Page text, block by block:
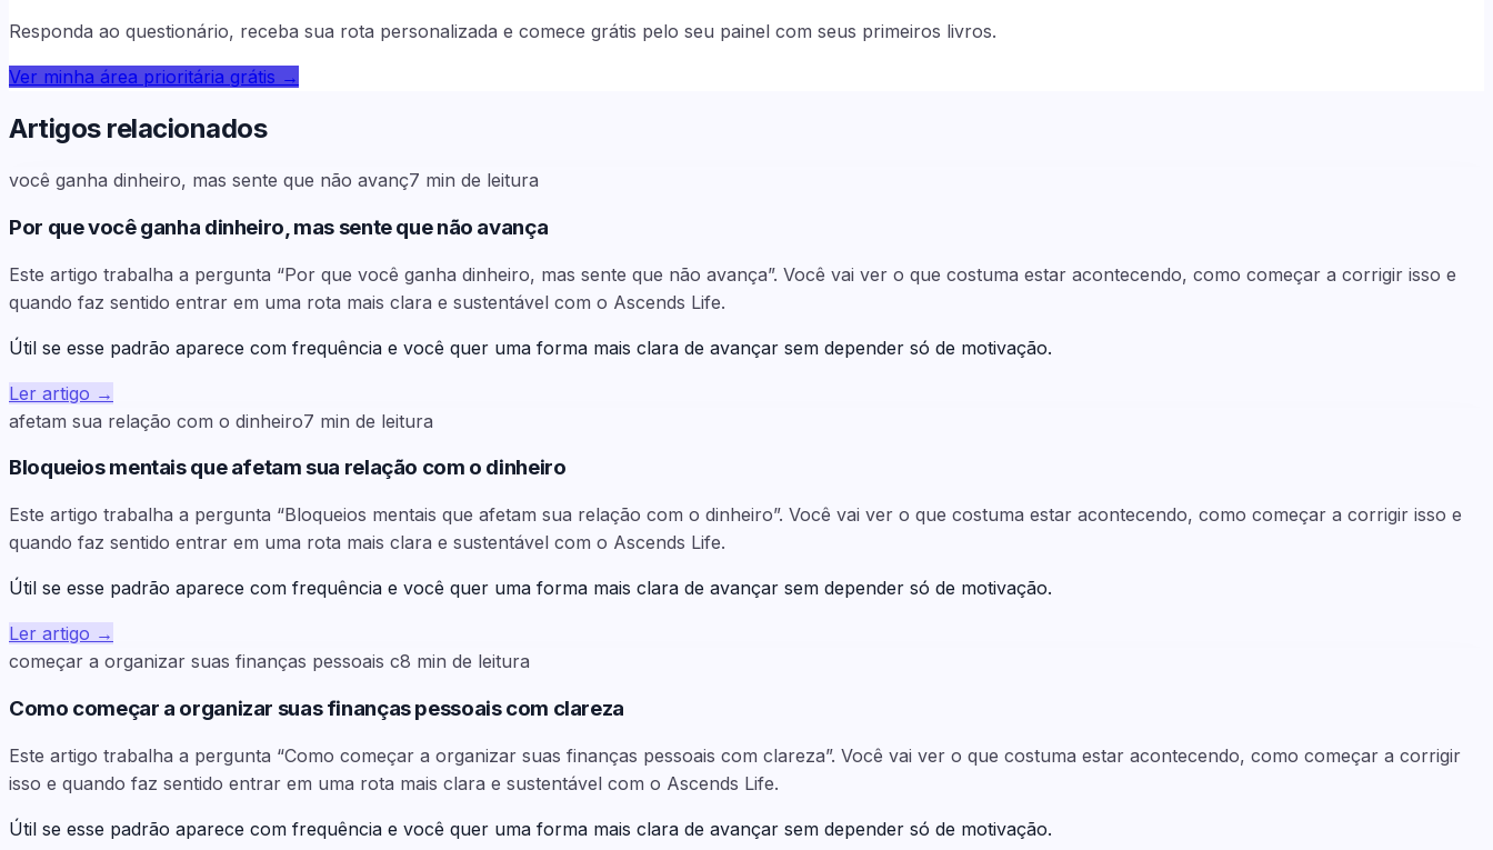
Responda ao questionário, receba sua rota personalizada e comece grátis pelo seu painel com seus primeiros livros.
Ver minha área prioritária grátis →
Artigos relacionados
você ganha dinheiro, mas sente que não avanç7 min de leitura
Por que você ganha dinheiro, mas sente que não avança
Este artigo trabalha a pergunta “Por que você ganha dinheiro, mas sente que não avança”. Você vai ver o que costuma estar acontecendo, como começar a corrigir isso e
quando faz sentido entrar em uma rota mais clara e sustentável com o Ascends Life.
Útil se esse padrão aparece com frequência e você quer uma forma mais clara de avançar sem depender só de motivação.
Ler artigo →
afetam sua relação com o dinheiro7 min de leitura
Bloqueios mentais que afetam sua relação com o dinheiro
Este artigo trabalha a pergunta “Bloqueios mentais que afetam sua relação com o dinheiro”. Você vai ver o que costuma estar acontecendo, como começar a corrigir isso e
quando faz sentido entrar em uma rota mais clara e sustentável com o Ascends Life.
Útil se esse padrão aparece com frequência e você quer uma forma mais clara de avançar sem depender só de motivação.
Ler artigo →
começar a organizar suas finanças pessoais c8 min de leitura
Como começar a organizar suas finanças pessoais com clareza
Este artigo trabalha a pergunta “Como começar a organizar suas finanças pessoais com clareza”. Você vai ver o que costuma estar acontecendo, como começar a corrigir
isso e quando faz sentido entrar em uma rota mais clara e sustentável com o Ascends Life.
Útil se esse padrão aparece com frequência e você quer uma forma mais clara de avançar sem depender só de motivação.